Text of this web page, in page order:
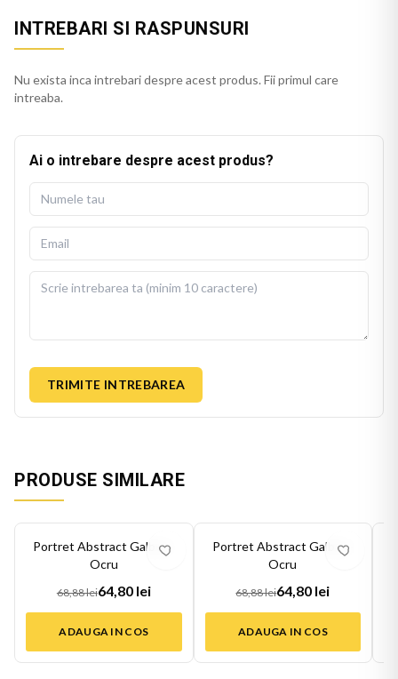
INTREBARI SI RASPUNSURI
Nu exista inca intrebari despre acest produs. Fii primul care
intreaba.
Ai o intrebare despre acest produs?
TRIMITE INTREBAREA
PRODUSE SIMILARE
%
Portret Abstract Galben-
Ocru
68,88 lei64,80 lei
ADAUGA IN COS
%
Portret Abstract Galben-
Ocru
68,88 lei64,80 lei
ADAUGA IN COS